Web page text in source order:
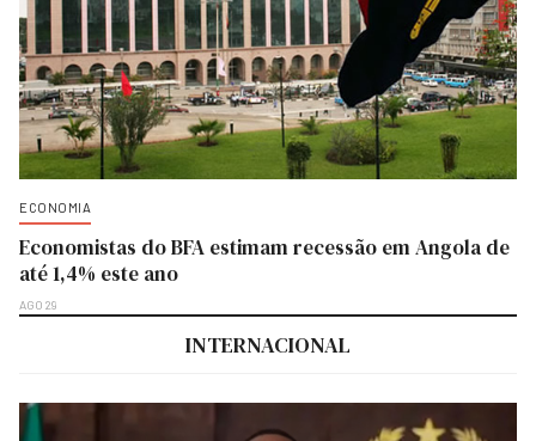
ECONOMIA
Economistas do BFA estimam recessão em Angola de
até 1,4% este ano
AGO 29
INTERNACIONAL